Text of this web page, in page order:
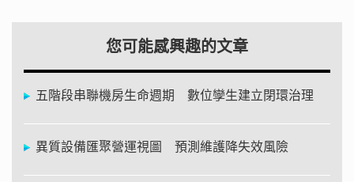
您可能感興趣的文章
五階段串聯機房生命週期 數位孿生建立閉環治理
異質設備匯聚營運視圖 預測維護降失效風險